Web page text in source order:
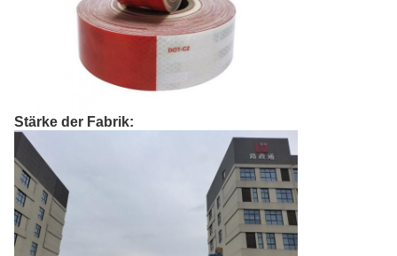
Stärke der Fabrik: